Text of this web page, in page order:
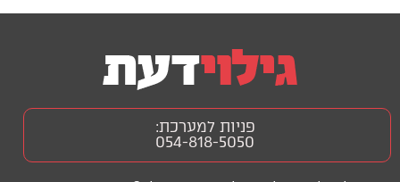
פניות למערכת:
054-818-5050